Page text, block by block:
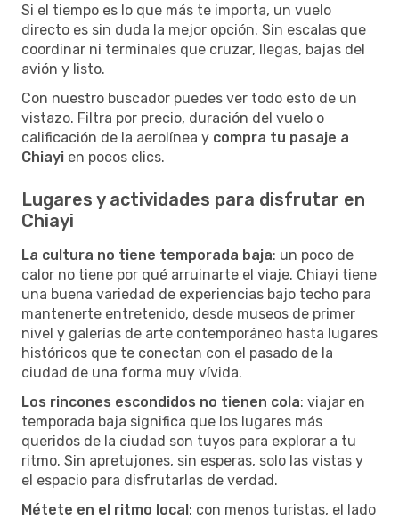
Si el tiempo es lo que más te importa, un vuelo
directo es sin duda la mejor opción. Sin escalas que
coordinar ni terminales que cruzar, llegas, bajas del
avión y listo.
Con nuestro buscador puedes ver todo esto de un
vistazo. Filtra por precio, duración del vuelo o
calificación de la aerolínea y compra tu pasaje a
Chiayi en pocos clics.
Lugares y actividades para disfrutar en
Chiayi
La cultura no tiene temporada baja: un poco de
calor no tiene por qué arruinarte el viaje. Chiayi tiene
una buena variedad de experiencias bajo techo para
mantenerte entretenido, desde museos de primer
nivel y galerías de arte contemporáneo hasta lugares
históricos que te conectan con el pasado de la
ciudad de una forma muy vívida.
Los rincones escondidos no tienen cola: viajar en
temporada baja significa que los lugares más
queridos de la ciudad son tuyos para explorar a tu
ritmo. Sin apretujones, sin esperas, solo las vistas y
el espacio para disfrutarlas de verdad.
Métete en el ritmo local: con menos turistas, el lado